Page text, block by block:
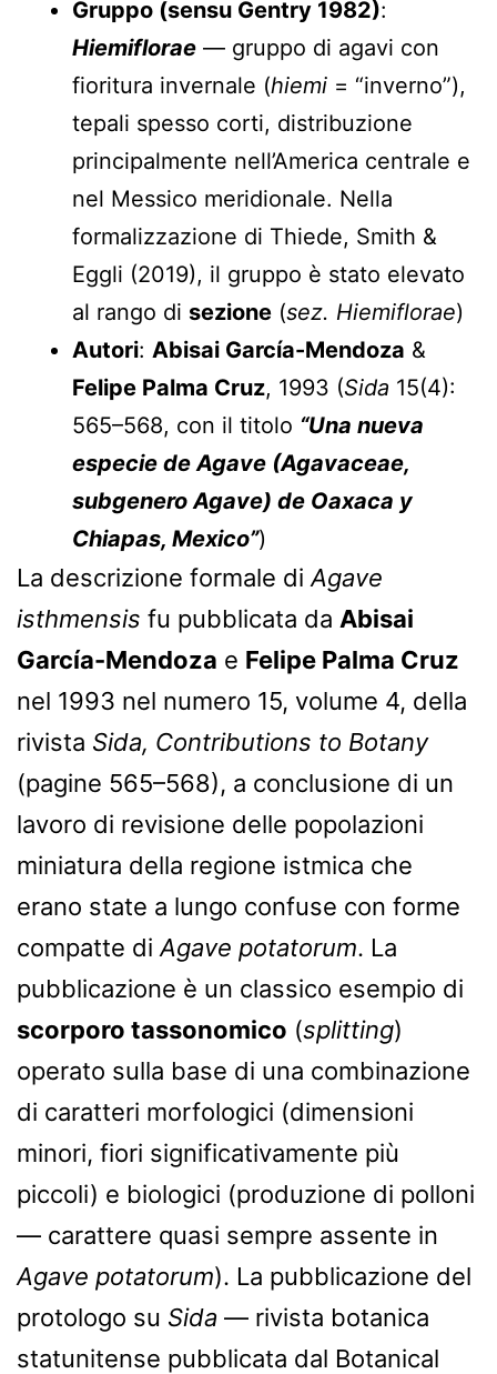
Gruppo (sensu Gentry 1982):
Hiemiflorae — gruppo di agavi con
fioritura invernale (hiemi = “inverno”),
tepali spesso corti, distribuzione
principalmente nell’America centrale e
nel Messico meridionale. Nella
formalizzazione di Thiede, Smith &
Eggli (2019), il gruppo è stato elevato
al rango di sezione (sez. Hiemiflorae)
Autori: Abisai García-Mendoza &
Felipe Palma Cruz, 1993 (Sida 15(4):
565–568, con il titolo “Una nueva
especie de Agave (Agavaceae,
subgenero Agave) de Oaxaca y
Chiapas, Mexico”)
La descrizione formale di Agave
isthmensis fu pubblicata da Abisai
García-Mendoza e Felipe Palma Cruz
nel 1993 nel numero 15, volume 4, della
rivista Sida, Contributions to Botany
(pagine 565–568), a conclusione di un
lavoro di revisione delle popolazioni
miniatura della regione istmica che
erano state a lungo confuse con forme
compatte di Agave potatorum. La
pubblicazione è un classico esempio di
scorporo tassonomico (splitting)
operato sulla base di una combinazione
di caratteri morfologici (dimensioni
minori, fiori significativamente più
piccoli) e biologici (produzione di polloni
— carattere quasi sempre assente in
Agave potatorum). La pubblicazione del
protologo su Sida — rivista botanica
statunitense pubblicata dal Botanical